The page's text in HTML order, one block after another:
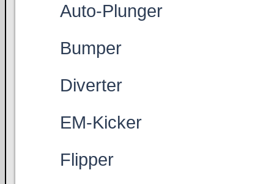
Auto-Plunger
Bumper
Diverter
EM-Kicker
Flipper